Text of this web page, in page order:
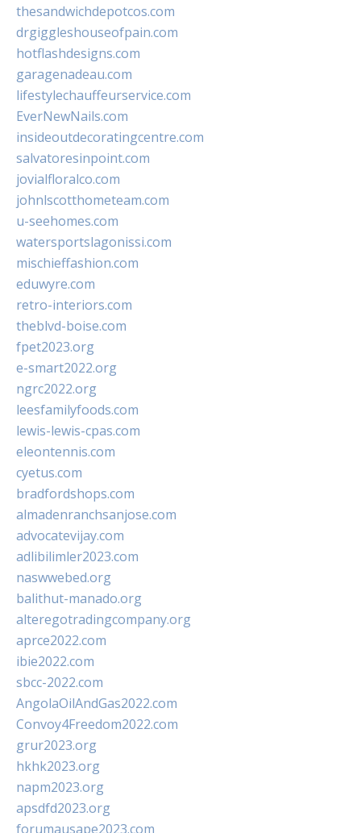
thesandwichdepotcos.com
drgiggleshouseofpain.com
hotflashdesigns.com
garagenadeau.com
lifestylechauffeurservice.com
EverNewNails.com
insideoutdecoratingcentre.com
salvatoresinpoint.com
jovialfloralco.com
johnlscotthometeam.com
u-seehomes.com
watersportslagonissi.com
mischieffashion.com
eduwyre.com
retro-interiors.com
theblvd-boise.com
fpet2023.org
e-smart2022.org
ngrc2022.org
leesfamilyfoods.com
lewis-lewis-cpas.com
eleontennis.com
cyetus.com
bradfordshops.com
almadenranchsanjose.com
advocatevijay.com
adlibilimler2023.com
naswwebed.org
balithut-manado.org
alteregotradingcompany.org
aprce2022.com
ibie2022.com
sbcc-2022.com
AngolaOilAndGas2022.com
Convoy4Freedom2022.com
grur2023.org
hkhk2023.org
napm2023.org
apsdfd2023.org
forumausape2023.com